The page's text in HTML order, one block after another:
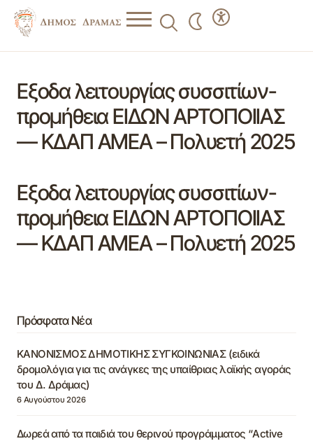
Εξοδα λειτουργίας συσσιτίων-
προμήθεια ΕΙΔΩΝ ΑΡΤΟΠΟΙΙΑΣ
— ΚΔΑΠ ΑΜΕΑ – Πολυετή 2025
Εξοδα λειτουργίας συσσιτίων-
προμήθεια ΕΙΔΩΝ ΑΡΤΟΠΟΙΙΑΣ
— ΚΔΑΠ ΑΜΕΑ – Πολυετή 2025
Πρόσφατα Νέα
ΚΑΝΟΝΙΣΜΟΣ ΔΗΜΟΤΙΚΗΣ ΣΥΓΚΟΙΝΩΝΙΑΣ (ειδικά
δρομολόγια για τις ανάγκες της υπαίθριας λαϊκής αγοράς
του Δ. Δράμας)
6 Αυγούστου 2026
Δωρεά από τα παιδιά του θερινού προγράμματος “Active